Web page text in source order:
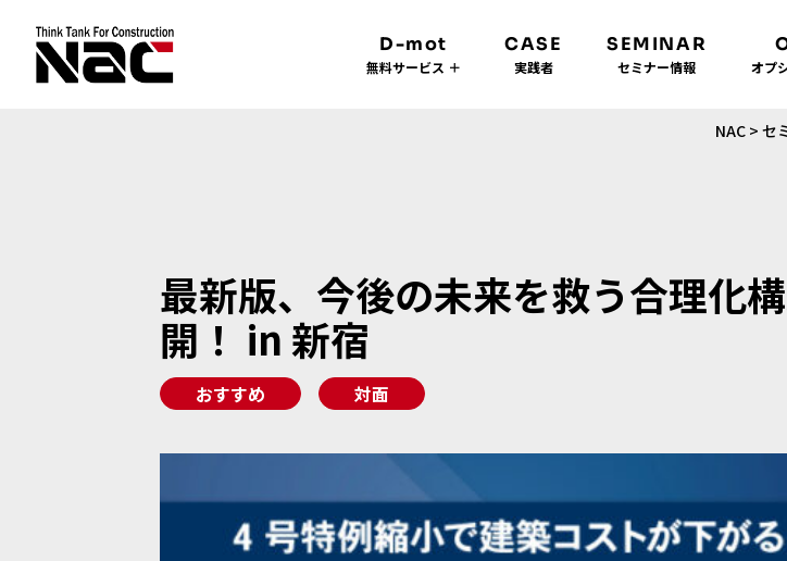
D-mot
無料サービス ＋
CASE
実践者
SEMINAR
セミナー情報 オプ
NAC >セ
最新版、今後の未来を救う合理化
開！ in 新宿
おすすめ 対面